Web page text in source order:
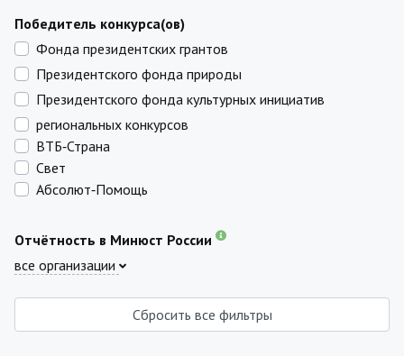
Победитель конкурса(ов)
Фонда президентских грантов
Президентского фонда природы
Президентского фонда культурных инициатив
региональных конкурсов
ВТБ‑Страна
Свет
Абсолют‑Помощь
Отчётность в Минюст России
все организации
Сбросить все фильтры